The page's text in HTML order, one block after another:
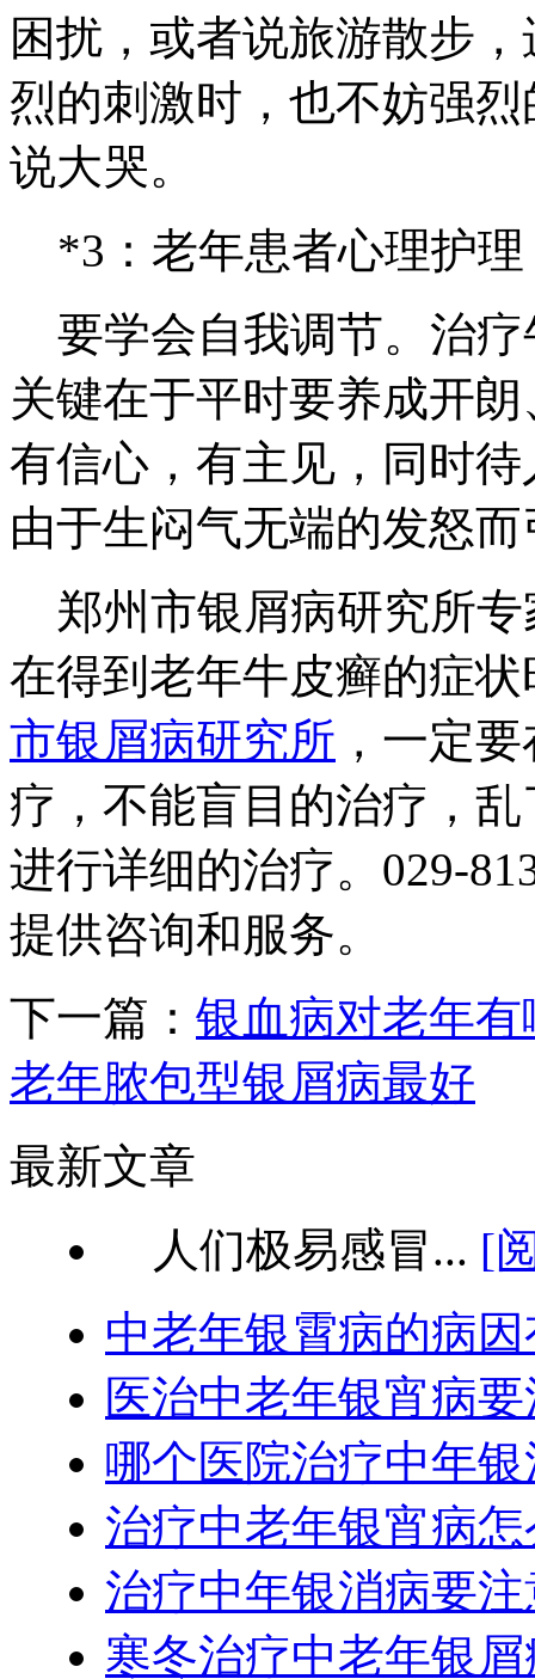
困扰，或者说旅游散步
烈的刺激时，也不妨强
说大哭。
*3：老年患者心理护理
要学会自我调节。治疗
关键在于平时要养成开
有信心，有主见，同时
由于生闷气无端的发怒
郑州市银屑病研究所专
在得到老年牛皮癣的症
市银屑病研究所 ，一定
疗，不能盲目的治疗，
进行详细的治疗。029-
提供咨询和服务。
下一篇： 银血病对老年
老年脓包型银屑病最好
最新文章
人们极易感冒... [
中老年银霄病的病
医治中老年银宵病
哪个医院治疗中年
治疗中老年银宵病
治疗中年银消病要
寒冬治疗中老年银